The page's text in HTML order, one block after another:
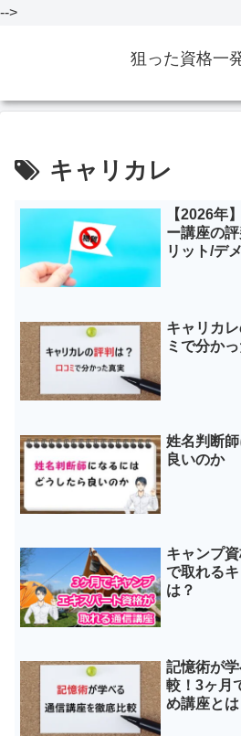
-->
狙った資格一
キャリカレ
【2026年
ー講座の
リット/デ
キャリカ
ミで分か
姓名判断
良いのか
キャンプ
で取れる
は？
記憶術が
較！3ヶ月
め講座とは